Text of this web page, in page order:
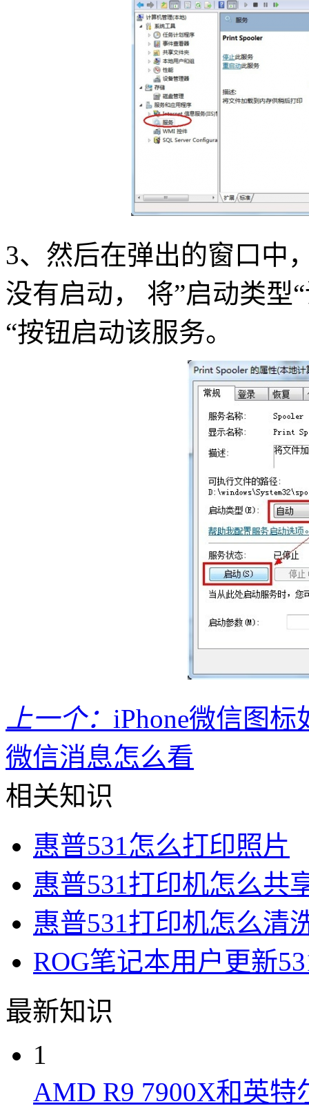
3、然后在弹出的窗口中
没有启动， 将”启动类型
“按钮启动该服务。
上一个： iPhone微信图标
微信消息怎么看
相关知识
惠普531怎么打印照片
惠普531打印机怎么共
惠普531打印机怎么清
ROG笔记本用户更新
最新知识
1
AMD R9 7900X和英特